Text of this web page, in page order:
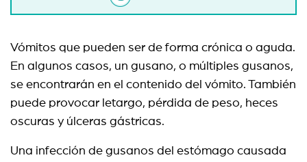
Vómitos que pueden ser de forma crónica o aguda.
En algunos casos, un gusano, o múltiples gusanos,
se encontrarán en el contenido del vómito. También
puede provocar letargo, pérdida de peso, heces
oscuras y úlceras gástricas.
Una infección de gusanos del estómago causada